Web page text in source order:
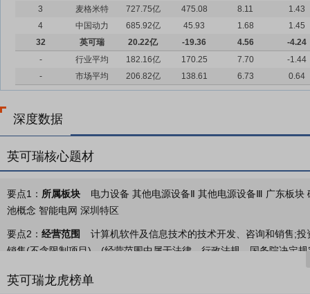
3
麦格米特 727.75亿 475.08 8.11
1.43
4
中国动力 685.92亿 45.93 1.68
1.45
32
英可瑞 20.22亿 -19.36 4.56
-4.24
-
行业平均 182.16亿 170.25 7.70
-1.44
-
市场平均 206.82亿 138.61 6.73 0.64
深度数据
英可瑞核心题材
要点1： 所属板块
电力设备 其他电源设备Ⅱ 其他电源设备Ⅲ 广东板
池概念 智能电网 深圳特区
要点2： 经营范围
计算机软件及信息技术的技术开发、咨询和销售;
销售(不含限制项目)。(经营范围中属于法律、行政法规、国务院决定
产、销售、咨询与维护;新能源汽车充电站点设计开发、建设、运营与
英可瑞龙虎榜单